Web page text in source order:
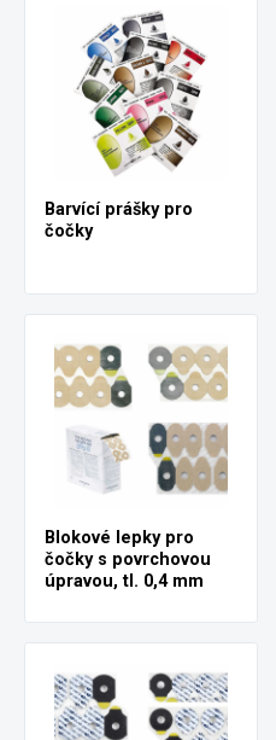
Barvící prášky pro
čočky
Blokové lepky pro
čočky s povrchovou
úpravou, tl. 0,4 mm